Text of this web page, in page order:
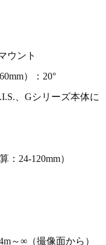
ウント
）：20°
、Gシリーズ本体に
：24-120mm）
～∞（撮像面から）